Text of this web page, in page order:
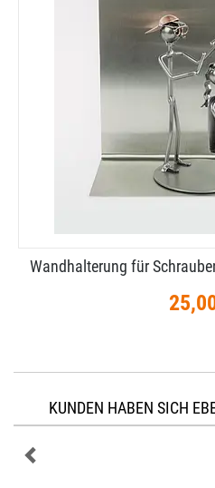
Wandhalterung für
KUNDEN HABEN SICH